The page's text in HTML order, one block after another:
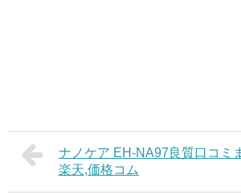
ナノケア EH-NA97良質口コミ
楽天,価格コム